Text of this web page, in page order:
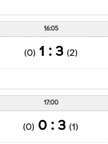
16:05
(2)
3 : 1
(0)
17:00
(1)
3 : 0
(0)